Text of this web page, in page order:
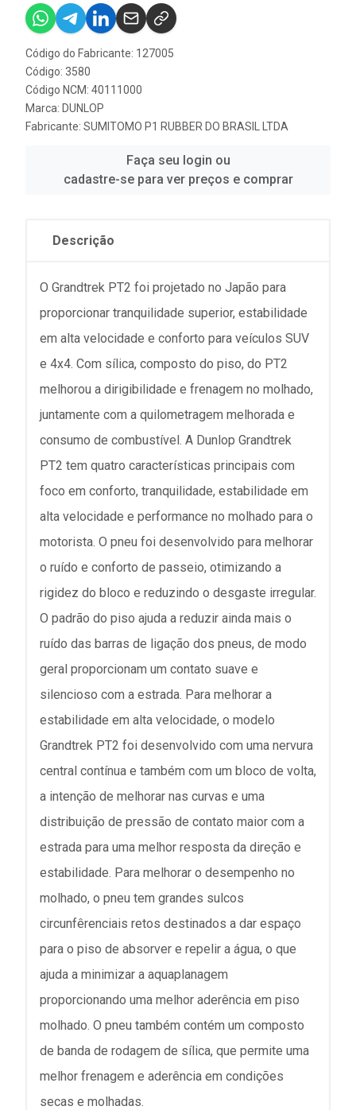
Código do Fabricante: 127005
Código: 3580
Código NCM: 40111000
Marca: DUNLOP
Fabricante: SUMITOMO P1 RUBBER DO BRASIL LTDA
Faça seu login ou
cadastre-se para ver preços e comprar
Descrição
O Grandtrek PT2 foi projetado no Japão para
proporcionar tranquilidade superior, estabilidade
em alta velocidade e conforto para veículos SUV
e 4x4. Com sílica, composto do piso, do PT2
melhorou a dirigibilidade e frenagem no molhado,
juntamente com a quilometragem melhorada e
consumo de combustível. A Dunlop Grandtrek
PT2 tem quatro características principais com
foco em conforto, tranquilidade, estabilidade em
alta velocidade e performance no molhado para o
motorista. O pneu foi desenvolvido para melhorar
o ruído e conforto de passeio, otimizando a
rigidez do bloco e reduzindo o desgaste irregular.
O padrão do piso ajuda a reduzir ainda mais o
ruído das barras de ligação dos pneus, de modo
geral proporcionam um contato suave e
silencioso com a estrada. Para melhorar a
estabilidade em alta velocidade, o modelo
Grandtrek PT2 foi desenvolvido com uma nervura
central contínua e também com um bloco de volta,
a intenção de melhorar nas curvas e uma
distribuição de pressão de contato maior com a
estrada para uma melhor resposta da direção e
estabilidade. Para melhorar o desempenho no
molhado, o pneu tem grandes sulcos
circunfêrenciais retos destinados a dar espaço
para o piso de absorver e repelir a água, o que
ajuda a minimizar a aquaplanagem
proporcionando uma melhor aderência em piso
molhado. O pneu também contém um composto
de banda de rodagem de sílica, que permite uma
melhor frenagem e aderência em condições
secas e molhadas.